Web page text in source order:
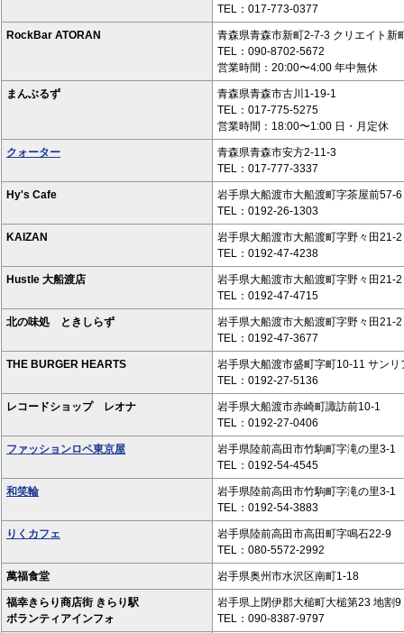
TEL：017-773-0377
RockBar ATORAN
青森県青森市新町2-7-3 クリエイト新
TEL：090-8702-5672
営業時間：20:00〜4:00 年中無休
まんぶるず
青森県青森市古川1-19-1
TEL：017-775-5275
営業時間：18:00〜1:00 日・月定休
クォーター
青森県青森市安方2-11-3
TEL：017-777-3337
Hy's Cafe
岩手県大船渡市大船渡町字茶屋前57-
TEL：0192-26-1303
KAIZAN
岩手県大船渡市大船渡町字野々田21-
TEL：0192-47-4238
Hustle 大船渡店
岩手県大船渡市大船渡町字野々田21-
TEL：0192-47-4715
北の味処 ときしらず
岩手県大船渡市大船渡町字野々田21-
TEL：0192-47-3677
THE BURGER HEARTS
岩手県大船渡市盛町字町10-11 サンリ
TEL：0192-27-5136
レコードショップ レオナ
岩手県大船渡市赤崎町諏訪前10-1
TEL：0192-27-0406
ファッションロペ東京屋
岩手県陸前高田市竹駒町字滝の里3-
TEL：0192-54-4545
和笑輪
岩手県陸前高田市竹駒町字滝の里3-
TEL：0192-54-3883
りくカフェ
岩手県陸前高田市高田町字鳴石22-9
TEL：080-5572-2992
萬福食堂 岩手県奥州市水沢区南町1-18
福幸きらり商店街 きらり駅
ボランティアインフォ
岩手県上閉伊郡大槌町大槌第23 地割9
TEL：090-8387-9797